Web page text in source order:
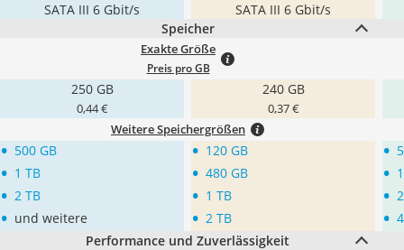
SATA III 6 Gbit/s
SATA III 6 Gbit/s
Speicher
Exakte Größe
Preis pro GB
250 GB
0,44 €
240 GB
0,37 €
Weitere Speichergrößen
• 500 GB
• 1 TB
• 2 TB
• und weitere
• 120 GB
• 480 GB
• 1 TB
• 2 TB
•
•
•
•
Performance und Zuverlässigkeit